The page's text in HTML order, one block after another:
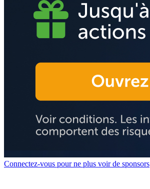
Connectez-vous pour ne plus voir de sponsors